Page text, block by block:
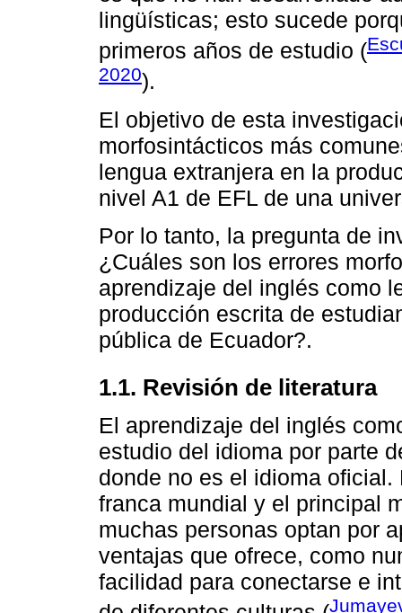
lingüísticas; esto sucede
primeros años de estudio (
2020).
El objetivo de esta
morfosintácticos más
lengua extranjera en la
nivel A1 de EFL de una
Por lo tanto, la pregunta de
¿Cuáles son los errores
aprendizaje del inglés como
producción escrita de
pública de Ecuador?.
1.1. Revisión de literatura
El aprendizaje del inglés
estudio del idioma por parte
donde no es el idioma
franca mundial y el principal
muchas personas optan por
ventajas que ofrece, como
facilidad para conectarse e